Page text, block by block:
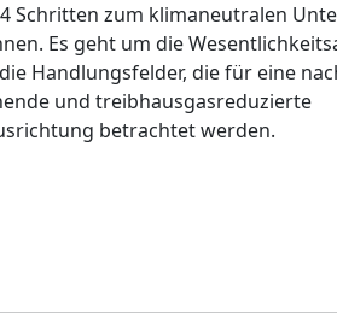
Schritten zum klimaneutralen
Es geht um die
Handlungsfelder, die für eine
und treibhausgasreduzierte
betrachtet werden.